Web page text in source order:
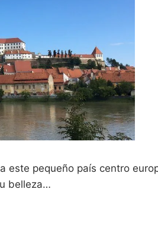
este pequeño país centro
belleza…